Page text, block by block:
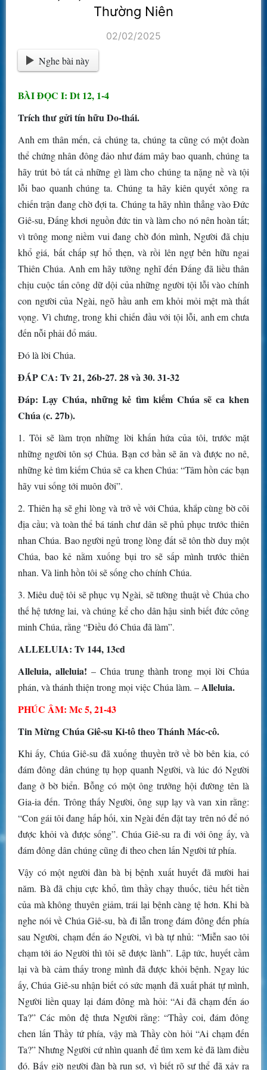
Thường Niên
02/02/2025
Nghe bài này
BÀI ĐỌC I: Dt 12, 1-4
Trích thư gửi tín hữu Do-thái.
Anh em thân mến, cả chúng ta, chúng ta cũng có một đoàn
thể chứng nhân đông đảo như đám mây bao quanh, chúng ta
hãy trút bỏ tất cả những gì làm cho chúng ta nặng nề và tội
lỗi bao quanh chúng ta. Chúng ta hãy kiên quyết xông ra
chiến trận đang chờ đợi ta. Chúng ta hãy nhìn thẳng vào Ðức
Giê-su, Ðấng khơi nguồn đức tin và làm cho nó nên hoàn tất;
vì trông mong niềm vui đang chờ đón mình, Người đã chịu
khổ giá, bất chấp sự hổ thẹn, và rồi lên ngự bên hữu ngai
Thiên Chúa. Anh em hãy tưởng nghĩ đến Ðấng đã liều thân
chịu cuộc tấn công dữ dội của những người tội lỗi vào chính
con người của Ngài, ngõ hầu anh em khỏi mỏi mệt mà thất
vọng. Vì chưng, trong khi chiến đầu với tội lỗi, anh em chưa
đến nỗi phải đổ máu.
Ðó là lời Chúa.
ÐÁP CA: Tv 21, 26b-27. 28 và 30. 31-32
Ðáp: Lạy Chúa, những kẻ tìm kiếm Chúa sẽ ca khen
Chúa (c. 27b).
1. Tôi sẽ làm trọn những lời khấn hứa của tôi, trước mặt
những người tôn sợ Chúa. Bạn cơ bần sẽ ăn và được no nê,
những kẻ tìm kiếm Chúa sẽ ca khen Chúa: “Tâm hồn các bạn
hãy vui sống tới muôn đời”.
2. Thiên hạ sẽ ghi lòng và trở về với Chúa, khắp cùng bờ cõi
địa cầu; và toàn thể bá tánh chư dân sẽ phủ phục trước thiên
nhan Chúa. Bao người ngủ trong lòng đất sẽ tôn thờ duy một
Chúa, bao kẻ nằm xuống bụi tro sẽ sấp mình trước thiên
nhan. Và linh hồn tôi sẽ sống cho chính Chúa.
3. Miêu duệ tôi sẽ phục vụ Ngài, sẽ tường thuật về Chúa cho
thế hệ tương lai, và chúng kể cho dân hậu sinh biết đức công
minh Chúa, rằng “Ðiều đó Chúa đã làm”.
ALLELUIA: Tv 144, 13cd
Alleluia, alleluia! – Chúa trung thành trong mọi lời Chúa
phán, và thánh thiện trong mọi việc Chúa làm. –Alleluia.
PHÚC ÂM: Mc 5, 21-43
Tin Mừng Chúa Giê-su Ki-tô theo Thánh Mác-cô.
Khi ấy, Chúa Giê-su đã xuống thuyền trở về bờ bên kia, có
đám đông dân chúng tụ họp quanh Người, và lúc đó Người
đang ở bờ biển. Bỗng có một ông trưởng hội đường tên là
Gia-ia đến. Trông thấy Người, ông sụp lạy và van xin rằng:
“Con gái tôi đang hấp hối, xin Ngài đến đặt tay trên nó để nó
được khỏi và được sống”. Chúa Giê-su ra đi với ông ấy, và
đám đông dân chúng cũng đi theo chen lấn Người tứ phía.
Vậy có một người đàn bà bị bệnh xuất huyết đã mười hai
năm. Bà đã chịu cực khổ, tìm thầy chạy thuốc, tiêu hết tiền
của mà không thuyên giảm, trái lại bệnh càng tệ hơn. Khi bà
nghe nói về Chúa Giê-su, bà đi lẫn trong đám đông đến phía
sau Người, chạm đến áo Người, vì bà tự nhủ: “Miễn sao tôi
chạm tới áo Người thì tôi sẽ được lành”. Lập tức, huyết cầm
lại và bà cảm thấy trong mình đã được khỏi bệnh. Ngay lúc
ấy, Chúa Giê-su nhận biết có sức mạnh đã xuất phát tự mình,
Người liền quay lại đám đông mà hỏi: “Ai đã chạm đến áo
Ta?” Các môn đệ thưa Người rằng: “Thầy coi, đám đông
chen lấn Thầy tứ phía, vậy mà Thầy còn hỏi “Ai chạm đến
Ta?” Nhưng Người cứ nhìn quanh để tìm xem kẻ đã làm điều
đó. Bấy giờ người đàn bà run sợ, vì biết rõ sự thể đã xảy ra